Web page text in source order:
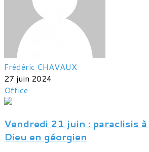
Frédéric CHAVAUX
27 juin 2024
Office
Vendredi 21 juin : paraclisis
Dieu en géorgien